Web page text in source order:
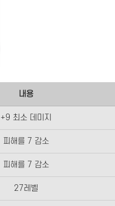
내용
+9 최소 데미지
피해를 7 감소
피해를 7 감소
27레벨